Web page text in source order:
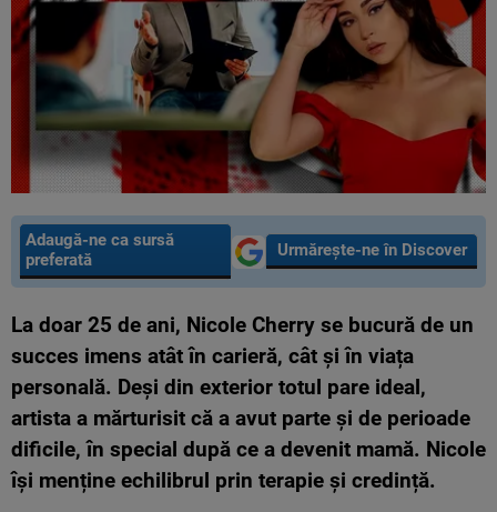
Adaugă-ne ca sursă
preferată
Urmărește-ne în Discover
La doar 25 de ani, Nicole Cherry se bucură de un
succes imens atât în carieră, cât și în viața
personală. Deși din exterior totul pare ideal,
artista a mărturisit că a avut parte și de perioade
dificile, în special după ce a devenit mamă. Nicole
își menține echilibrul prin terapie și credință.